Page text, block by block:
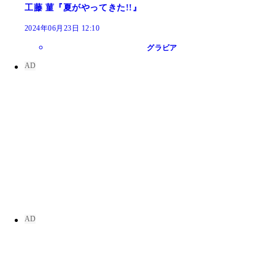
工藤 菫『夏がやってきた!!』
2024年06月23日 12:10
グラビア